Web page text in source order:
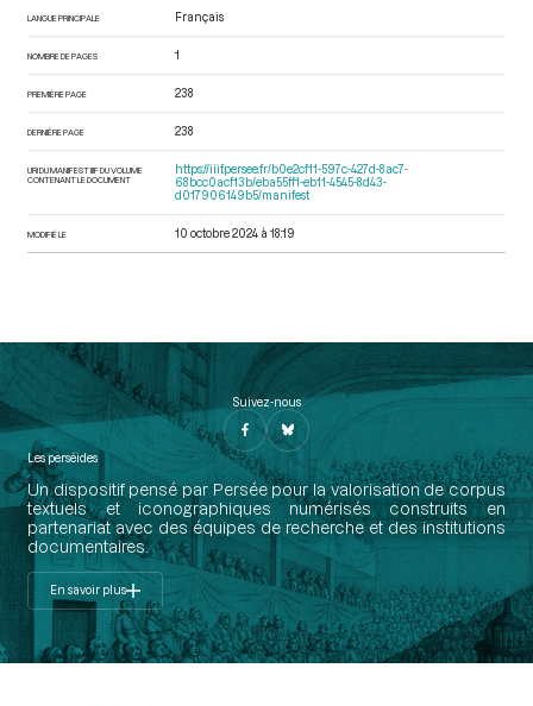
LANGUE PRINCIPALE Français
NOMBRE DE PAGES 1
PREMIÈRE PAGE 238
DERNIÈRE PAGE 238
URI DU MANIFEST IIIF DU VOLUME
CONTENANT LE DOCUMENT
https://iiif.persee.fr/b0e2cf11-597c-427d-8ac7-
68bcc0acf13b/eba55ff1-eb11-4545-8d43-
d017906149b5/manifest
MODIFIÉ LE 10 octobre 2024 à 18:19
Suivez-nous
Les perséides
Un dispositif pensé par Persée pour la valorisation de corpus
textuels et iconographiques numérisés construits en
partenariat avec des équipes de recherche et des institutions
documentaires.
En savoir plus